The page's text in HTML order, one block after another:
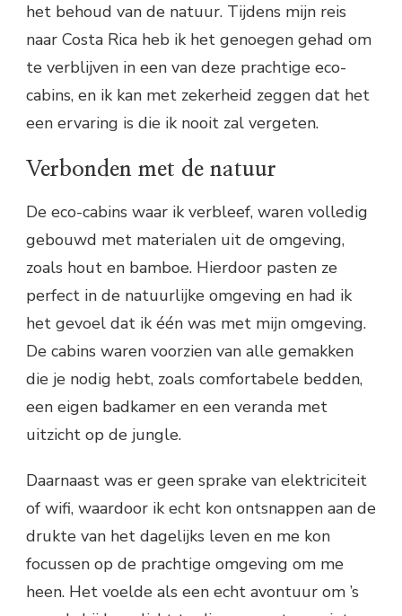
het behoud van de natuur. Tijdens mijn reis
naar Costa Rica heb ik het genoegen gehad om
te verblijven in een van deze prachtige eco-
cabins, en ik kan met zekerheid zeggen dat het
een ervaring is die ik nooit zal vergeten.
Verbonden met de natuur
De eco-cabins waar ik verbleef, waren volledig
gebouwd met materialen uit de omgeving,
zoals hout en bamboe. Hierdoor pasten ze
perfect in de natuurlijke omgeving en had ik
het gevoel dat ik één was met mijn omgeving.
De cabins waren voorzien van alle gemakken
die je nodig hebt, zoals comfortabele bedden,
een eigen badkamer en een veranda met
uitzicht op de jungle.
Daarnaast was er geen sprake van elektriciteit
of wifi, waardoor ik echt kon ontsnappen aan de
drukte van het dagelijks leven en me kon
focussen op de prachtige omgeving om me
heen. Het voelde als een echt avontuur om ’s